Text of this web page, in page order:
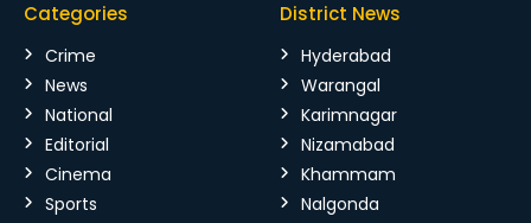
Categories
Crime
News
National
Editorial
Cinema
Sports
District News
Hyderabad
Warangal
Karimnagar
Nizamabad
Khammam
Nalgonda